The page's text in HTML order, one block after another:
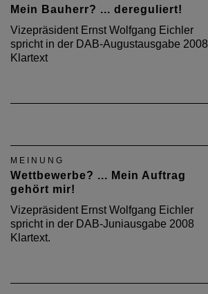
Mein Bauherr? ... dereguliert!
Vizepräsident Ernst Wolfgang Eichler
spricht in der DAB-Augustausgabe 2008
Klartext
MEINUNG
Wettbewerbe? ... Mein Auftrag
gehört mir!
Vizepräsident Ernst Wolfgang Eichler
spricht in der DAB-Juniausgabe 2008
Klartext.